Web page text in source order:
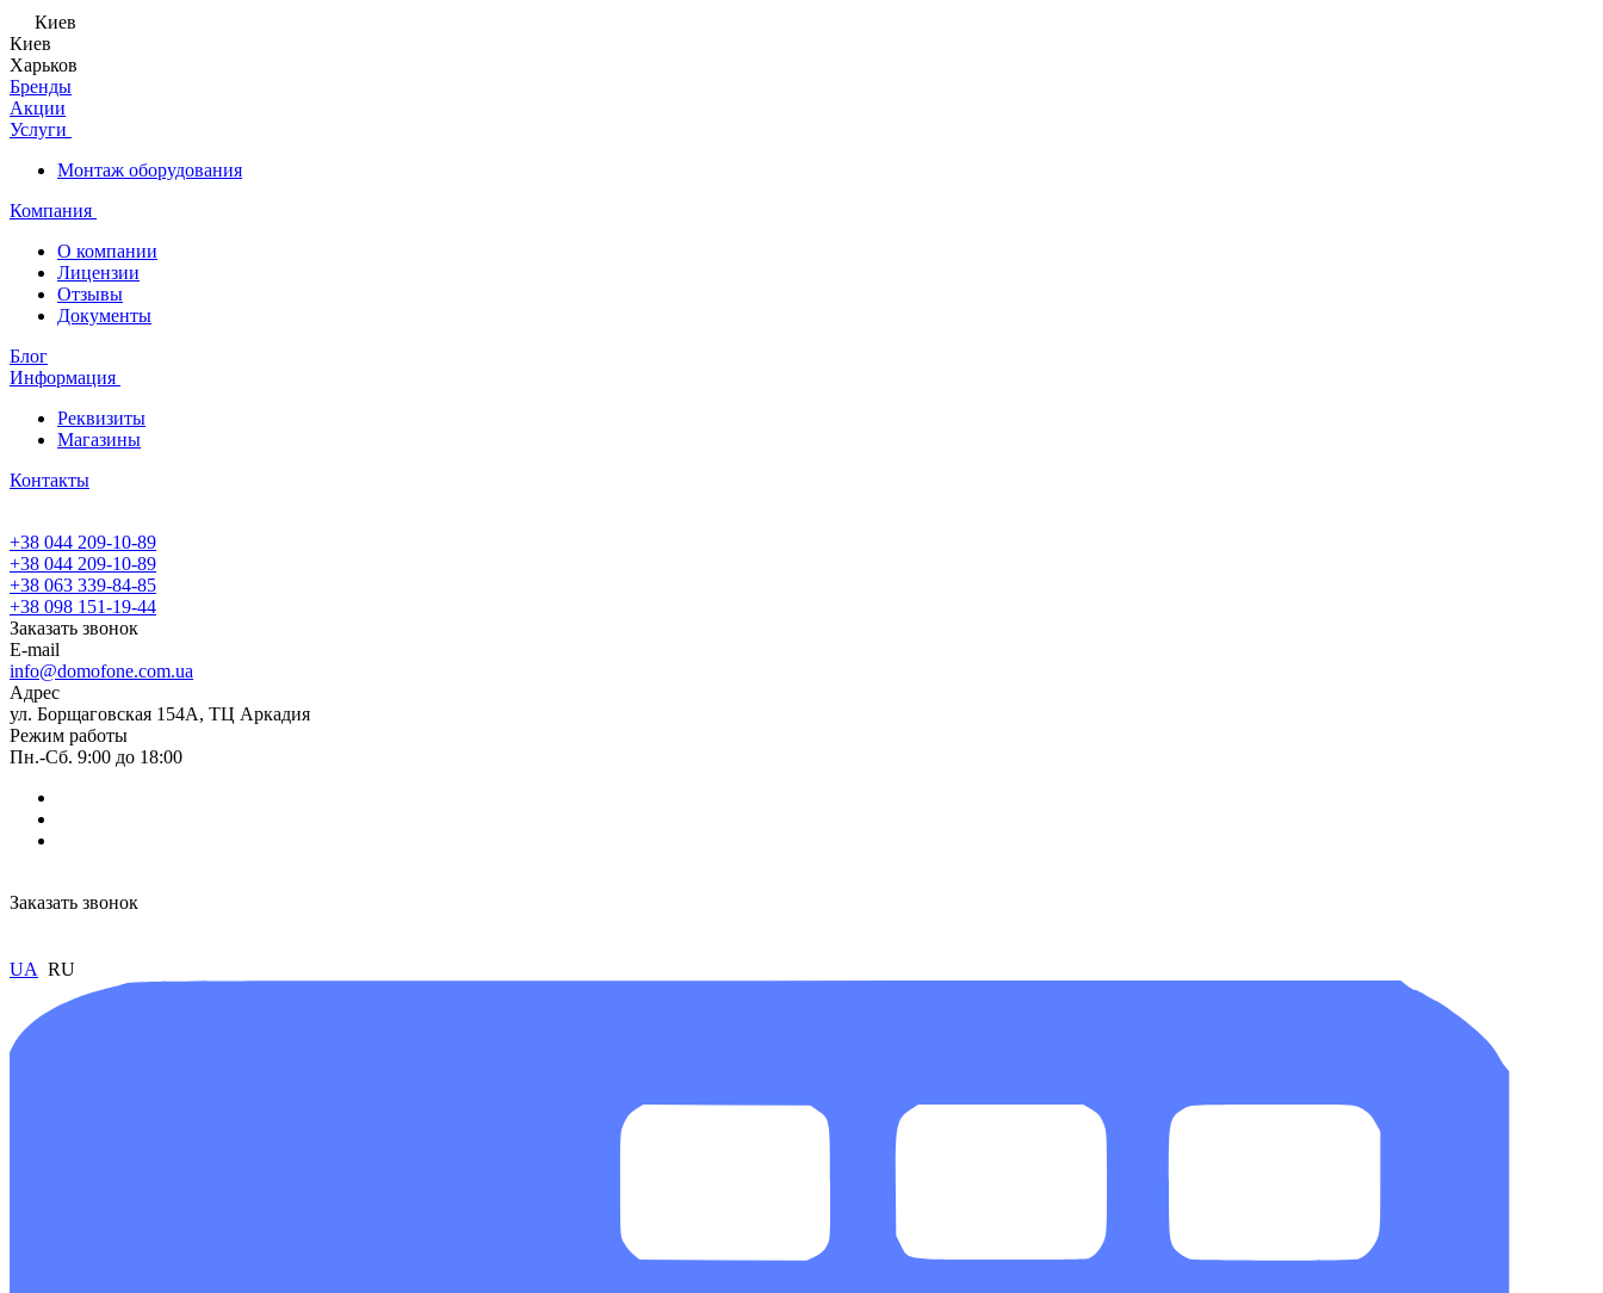
Киев
Киев
Харьков
Бренды
Акции
Услуги
Монтаж оборудования
Компания
О компании
Лицензии
Отзывы
Документы
Блог
Информация
Реквизиты
Магазины
Контакты
+38 044 209-10-89
+38 044 209-10-89
+38 063 339-84-85
+38 098 151-19-44
Заказать звонок
E-mail
info@domofone.com.ua
Адрес
ул. Борщаговская 154А, ТЦ Аркадия
Режим работы
Пн.-Сб. 9:00 до 18:00
Заказать звонок
UA RU